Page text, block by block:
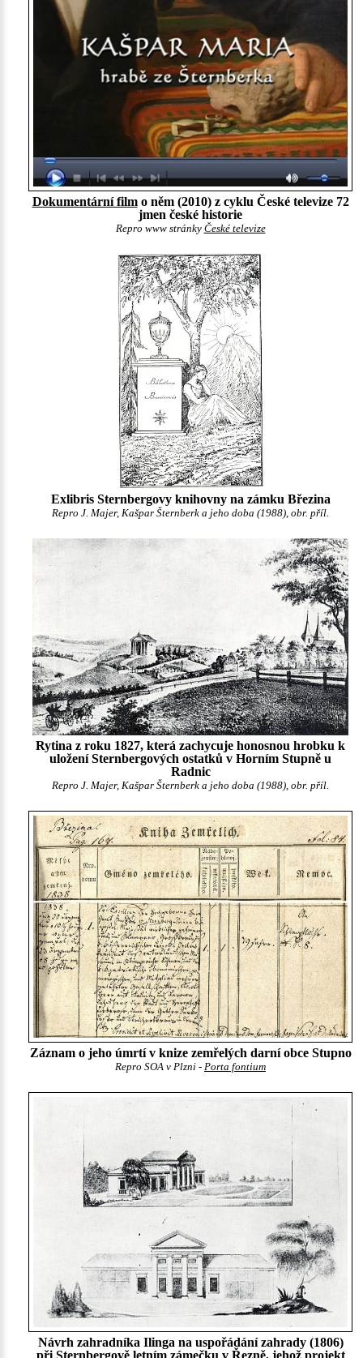
Dokumentární filmo něm (2010) z cyklu České televize 72
jmen české historie
Repro www stránky České televize
Exlibris Sternbergovy knihovny na zámku Březina
Repro J. Majer, Kašpar Šternberk a jeho doba (1988), obr. příl.
Rytina z roku 1827, která zachycuje honosnou hrobku k
uložení Sternbergových ostatků v Horním Stupně u
Radnic
Repro J. Majer, Kašpar Šternberk a jeho doba (1988), obr. příl.
Záznam o jeho úmrtí v knize zemřelých darní obce Stupno
Repro SOA v Plzni - Porta fontium
Návrh zahradníka Ilinga na uspořádání zahrady (1806)
při Sternbergově letním zámečku v Řezně, jehož projekt